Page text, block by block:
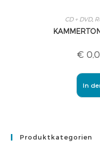
CD + DVD,
€
In
Produktkategorien